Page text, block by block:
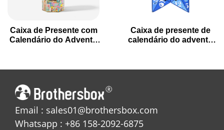
Caixa de Presente com
Calendário do Advento
Regressiva do Natal
Caixa de presente de
calendário do advento
Email : sales01@brothersbox.com
Whatsapp : +86 158-2092-6875